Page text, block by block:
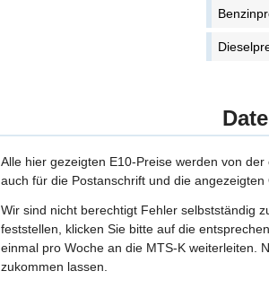
Alle hier gezeigten E10-Preise werden von der
auch für die Postanschrift und die angezeigten
Wir sind nicht berechtigt Fehler selbstständig
feststellen, klicken Sie bitte auf die
einmal pro Woche an die MTS-K weiterleiten.
zukommen lassen.